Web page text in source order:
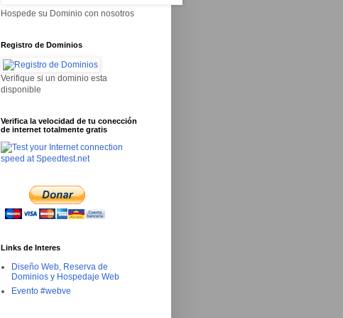
Hospede su Dominio con nosotros
Registro de Dominios
Verifique si un dominio esta
disponible
Verifica la velocidad de tu conección
de internet totalmente gratis
Links de Interes
Diseño Web, Reserva de
Dominios y Hospedaje Web
Evento #webve